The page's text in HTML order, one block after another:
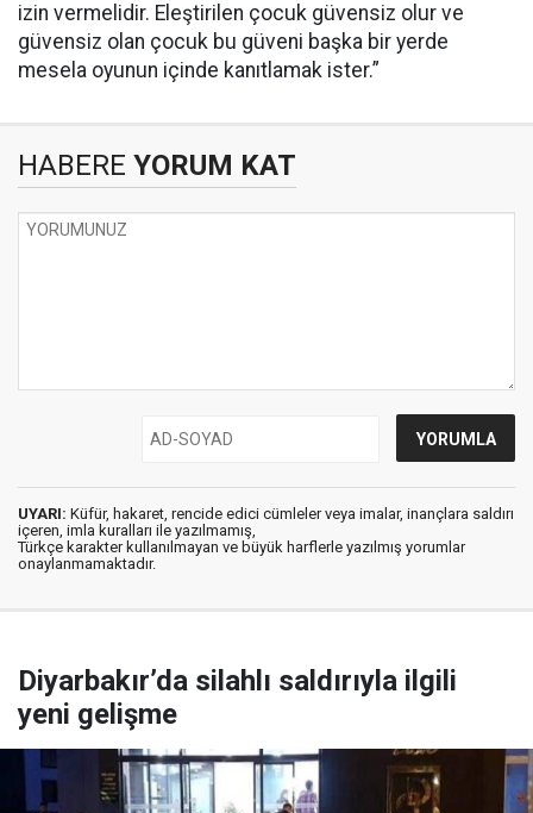
izin vermelidir. Eleştirilen çocuk güvensiz olur ve
güvensiz olan çocuk bu güveni başka bir yerde
mesela oyunun içinde kanıtlamak ister.”
HABERE YORUM KAT
UYARI: Küfür, hakaret, rencide edici cümleler veya imalar, inançlara saldırı
içeren, imla kuralları ile yazılmamış,
Türkçe karakter kullanılmayan ve büyük harflerle yazılmış yorumlar
onaylanmamaktadır.
Diyarbakır’da silahlı saldırıyla ilgili
yeni gelişme